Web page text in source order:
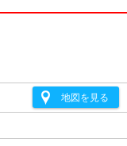
地図を見る